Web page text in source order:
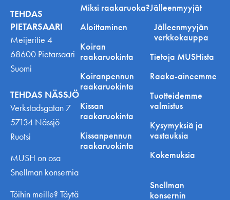
TEHDAS
PIETARSAARI
Meijeritie 4
68600 Pietarsaari
Suomi
TEHDAS NÄSSJÖ
Verkstadsgatan 7
57134 Nässjö
Ruotsi
MUSH on osa
Snellman konsernia
Töihin meille? Täytä
Miksi raakaruoka?
Aloittaminen
Koiran
raakaruokinta
Koiranpennun
raakaruokinta
Kissan
raakaruokinta
Kissanpennun
raakaruokinta
Jälleenmyyjät
Jälleenmyyjän
verkkokauppa
Tietoja MUSHista
Raaka-aineemme
Tuotteidemme
valmistus
Kysymyksiä ja
vastauksia
Kokemuksia
Snellman
konsernin